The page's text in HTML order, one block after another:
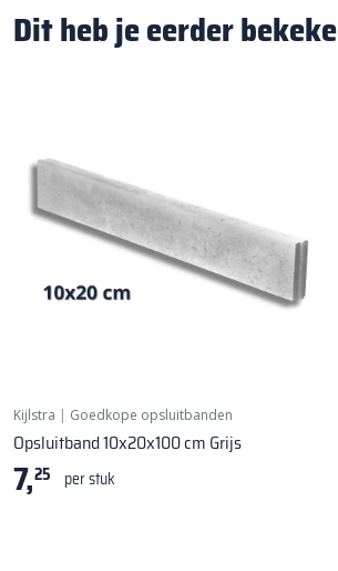
Dit heb je eerder
Kijlstra | Goedkope opsluitbanden
Opsluitband 10x20x100 cm Grijs
7,25 per stuk